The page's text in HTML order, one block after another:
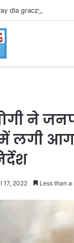
dla graczy na iPhone
ने
में लगी
17, 2022 Less than a